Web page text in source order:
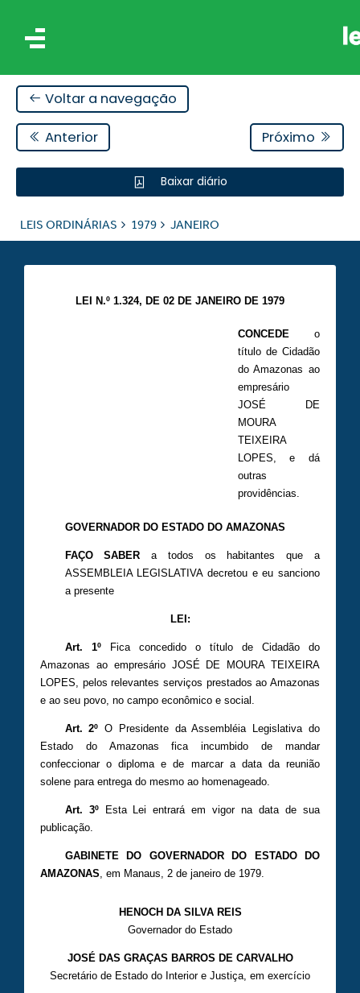
Voltar a navegação
Anterior Próximo
Baixar diário
LEIS ORDINÁRIAS 1979 JANEIRO
LEI N.º 1.324, DE 02 DE JANEIRO DE 1979
CONCEDE o
título de Cidadão
do Amazonas ao
empresário
JOSÉ DE
MOURA
TEIXEIRA
LOPES, e dá
outras
providências.
GOVERNADOR DO ESTADO DO AMAZONAS
FAÇO SABERa todos os habitantes que a
ASSEMBLEIA LEGISLATIVA decretou e eu sanciono
a presente
LEI:
Art. 1º
Fica concedido o título de Cidadão do
Amazonas ao empresário JOSÉ DE MOURA TEIXEIRA
LOPES, pelos relevantes serviços prestados ao Amazonas
e ao seu povo, no campo econômico e social.
Art. 2ºO Presidente da Assembléia Legislativa do
Estado do Amazonas fica incumbido de mandar
confeccionar o diploma e de marcar a data da reunião
solene para entrega do mesmo ao homenageado.
Art. 3º
Esta Lei entrará em vigor na data de sua
publicação.
GABINETE DO GOVERNADOR DO ESTADO DO
AMAZONAS , em Manaus, 2 de janeiro de 1979.
HENOCH DA SILVA REIS
Governador do Estado
JOSÉ DAS GRAÇAS BARROS DE CARVALHO
Secretário de Estado do Interior e Justiça, em exercício